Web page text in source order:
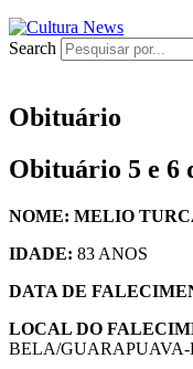
Search
Obituário
Obituário 5 e 6
NOME: MELIO
IDADE: 83 ANOS
DATA DE
LOCAL DO
BELA/GUARAPUAVA-